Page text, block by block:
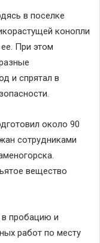
в поселке
конопли
При этом
и спрятал в
около 90
сотрудниками
вещество
пробацию и
работ по месту